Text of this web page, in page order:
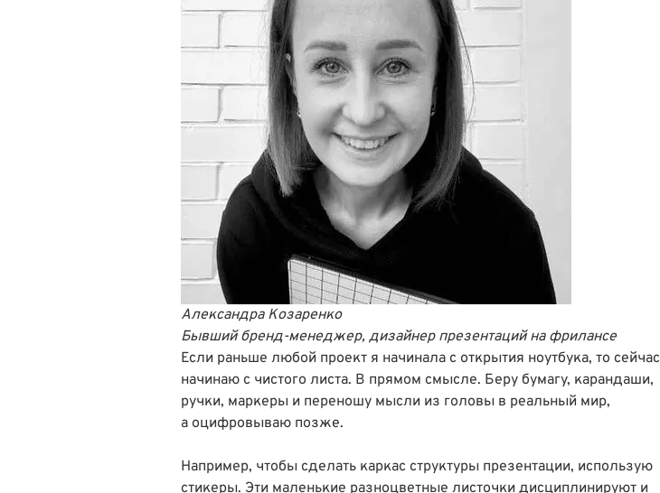
Александра Козаренко
Бывший бренд-менеджер, дизайнер презентаций на фрилансе
Если раньше любой проект я начинала с открытия ноутбука, то сейчас
начинаю с чистого листа. В прямом смысле. Беру бумагу, карандаши,
ручки, маркеры и переношу мысли из головы в реальный мир,
а оцифровываю позже.
Например, чтобы сделать каркас структуры презентации, использую
стикеры. Эти маленькие разноцветные листочки дисциплинируют и